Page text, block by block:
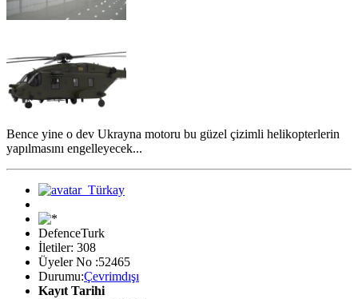
Bence yine o dev Ukrayna motoru bu güzel çizimli helikopterlerin
yapılmasını engelleyecek...
DefenceTurk
İletiler: 308
Üyeler No :52465
Durumu:Çevrimdışı
Kayıt Tarihi